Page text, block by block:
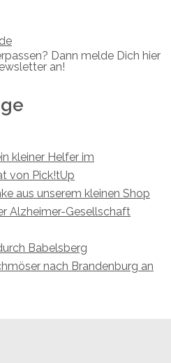
Dann melde Dich hier
an!
kleiner Helfer im
von Pick!tUp
aus unserem kleinen Shop
Alzheimer-Gesellschaft
Babelsberg
nach Brandenburg an